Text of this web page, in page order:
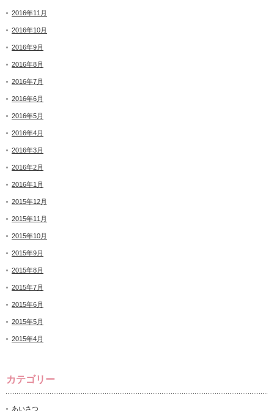
2016年11月
2016年10月
2016年9月
2016年8月
2016年7月
2016年6月
2016年5月
2016年4月
2016年3月
2016年2月
2016年1月
2015年12月
2015年11月
2015年10月
2015年9月
2015年8月
2015年7月
2015年6月
2015年5月
2015年4月
カテゴリー
あいさつ